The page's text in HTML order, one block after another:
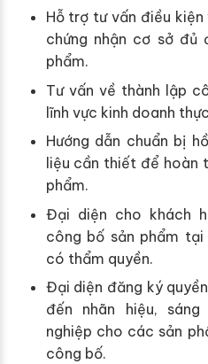
Hỗ trợ tư vấn điều
chứng nhận cơ sở đủ
phẩm.
Tư vấn về thành lập
lĩnh vực kinh doanh
Hướng dẫn chuẩn bị
liệu cần thiết để hoàn
phẩm.
Đại diện cho khách
công bố sản phẩm
có thẩm quyền.
Đại diện đăng ký
đến nhãn hiệu,
nghiệp cho các sản
công bố.